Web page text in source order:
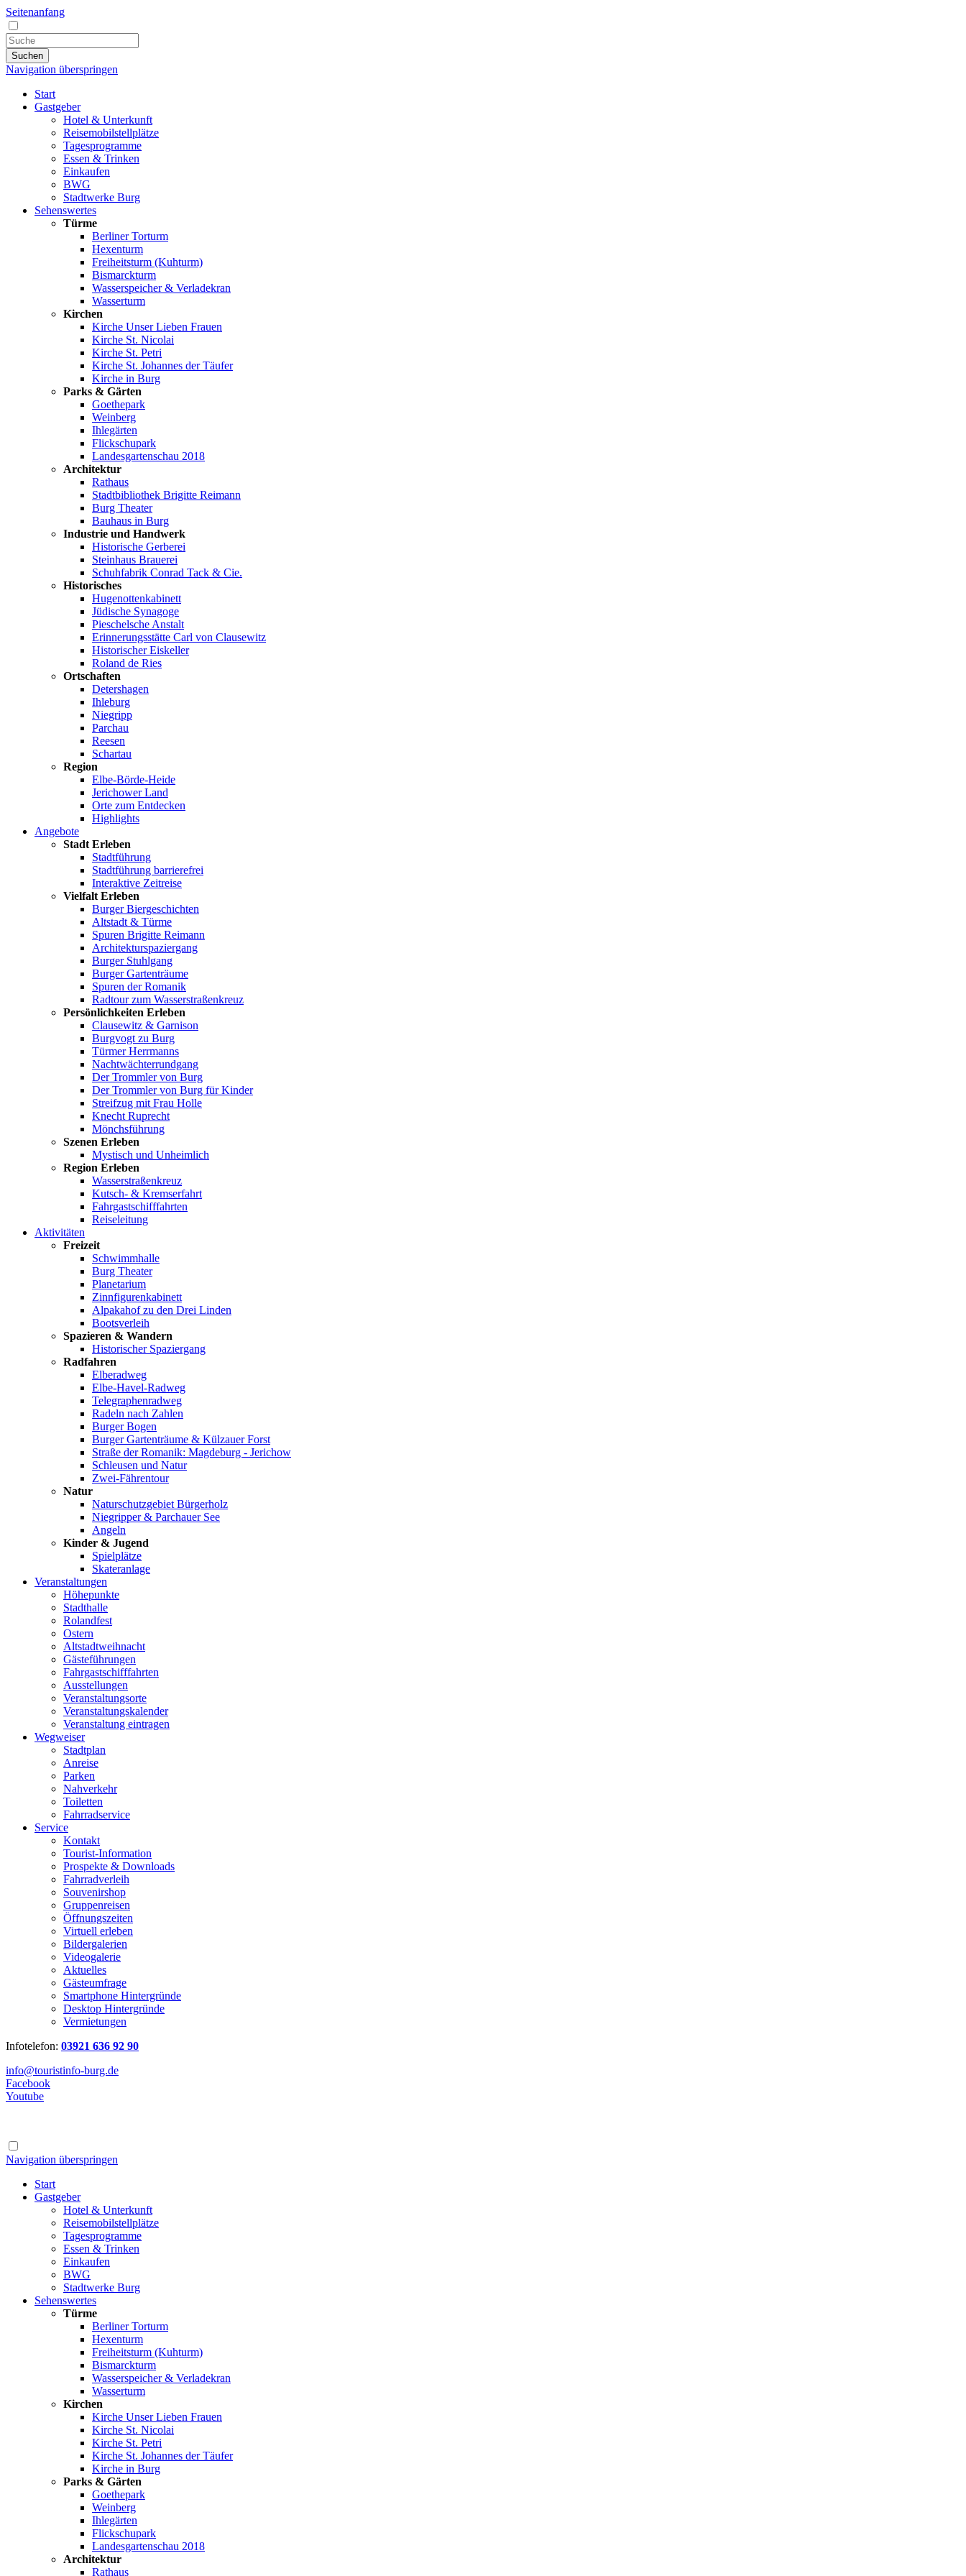
Seitenanfang
Suchen
Navigation überspringen
Start
Gastgeber
Hotel & Unterkunft
Reisemobilstellplätze
Tagesprogramme
Essen & Trinken
Einkaufen
BWG
Stadtwerke Burg
Sehenswertes
Türme
Berliner Torturm
Hexenturm
Freiheitsturm (Kuhturm)
Bismarckturm
Wasserspeicher & Verladekran
Wasserturm
Kirchen
Kirche Unser Lieben Frauen
Kirche St. Nicolai
Kirche St. Petri
Kirche St. Johannes der Täufer
Kirche in Burg
Parks & Gärten
Goethepark
Weinberg
Ihlegärten
Flickschupark
Landesgartenschau 2018
Architektur
Rathaus
Stadtbibliothek Brigitte Reimann
Burg Theater
Bauhaus in Burg
Industrie und Handwerk
Historische Gerberei
Steinhaus Brauerei
Schuhfabrik Conrad Tack & Cie.
Historisches
Hugenottenkabinett
Jüdische Synagoge
Pieschelsche Anstalt
Erinnerungsstätte Carl von Clausewitz
Historischer Eiskeller
Roland de Ries
Ortschaften
Detershagen
Ihleburg
Niegripp
Parchau
Reesen
Schartau
Region
Elbe-Börde-Heide
Jerichower Land
Orte zum Entdecken
Highlights
Angebote
Stadt Erleben
Stadtführung
Stadtführung barrierefrei
Interaktive Zeitreise
Vielfalt Erleben
Burger Biergeschichten
Altstadt & Türme
Spuren Brigitte Reimann
Architekturspaziergang
Burger Stuhlgang
Burger Gartenträume
Spuren der Romanik
Radtour zum Wasserstraßenkreuz
Persönlichkeiten Erleben
Clausewitz & Garnison
Burgvogt zu Burg
Türmer Herrmanns
Nachtwächterrundgang
Der Trommler von Burg
Der Trommler von Burg für Kinder
Streifzug mit Frau Holle
Knecht Ruprecht
Mönchsführung
Szenen Erleben
Mystisch und Unheimlich
Region Erleben
Wasserstraßenkreuz
Kutsch- & Kremserfahrt
Fahrgastschifffahrten
Reiseleitung
Aktivitäten
Freizeit
Schwimmhalle
Burg Theater
Planetarium
Zinnfigurenkabinett
Alpakahof zu den Drei Linden
Bootsverleih
Spazieren & Wandern
Historischer Spaziergang
Radfahren
Elberadweg
Elbe-Havel-Radweg
Telegraphenradweg
Radeln nach Zahlen
Burger Bogen
Burger Gartenträume & Külzauer Forst
Straße der Romanik: Magdeburg - Jerichow
Schleusen und Natur
Zwei-Fährentour
Natur
Naturschutzgebiet Bürgerholz
Niegripper & Parchauer See
Angeln
Kinder & Jugend
Spielplätze
Skateranlage
Veranstaltungen
Höhepunkte
Stadthalle
Rolandfest
Ostern
Altstadtweihnacht
Gästeführungen
Fahrgastschifffahrten
Ausstellungen
Veranstaltungsorte
Veranstaltungskalender
Veranstaltung eintragen
Wegweiser
Stadtplan
Anreise
Parken
Nahverkehr
Toiletten
Fahrradservice
Service
Kontakt
Tourist-Information
Prospekte & Downloads
Fahrradverleih
Souvenirshop
Gruppenreisen
Öffnungszeiten
Virtuell erleben
Bildergalerien
Videogalerie
Aktuelles
Gästeumfrage
Smartphone Hintergründe
Desktop Hintergründe
Vermietungen
Infotelefon: 03921 636 92 90
info@touristinfo-burg.de
Facebook
Youtube
Navigation überspringen
Start
Gastgeber
Hotel & Unterkunft
Reisemobilstellplätze
Tagesprogramme
Essen & Trinken
Einkaufen
BWG
Stadtwerke Burg
Sehenswertes
Türme
Berliner Torturm
Hexenturm
Freiheitsturm (Kuhturm)
Bismarckturm
Wasserspeicher & Verladekran
Wasserturm
Kirchen
Kirche Unser Lieben Frauen
Kirche St. Nicolai
Kirche St. Petri
Kirche St. Johannes der Täufer
Kirche in Burg
Parks & Gärten
Goethepark
Weinberg
Ihlegärten
Flickschupark
Landesgartenschau 2018
Architektur
Rathaus